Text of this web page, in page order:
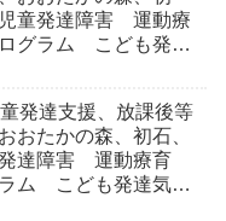
童発達障害 運動療
グラム こども発達
害 放デイ 自閉
発達支援、放課後等
おたかの森、初石、
発達障害 運動療育
ム こども発達気に
放デイ 自閉症